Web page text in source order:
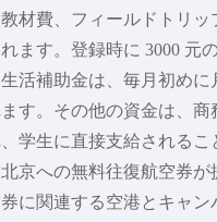
材費、フィールドトリッ
ます。登録時に 3000 元
活補助金は、毎月初めに
す。その他の資金は、商
学生に直接支給されるこ
京への無料往復航空券が
に関連する空港とキャン